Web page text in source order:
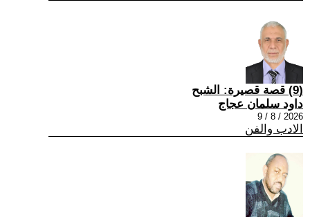
(9) قصة قصيرة: الشبح
داود سلمان عجاج
2026 / 8 / 9
الادب والفن